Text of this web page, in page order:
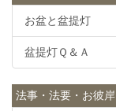
お盆と盆提灯
盆提灯Ｑ＆Ａ
法事・法要・お彼岸